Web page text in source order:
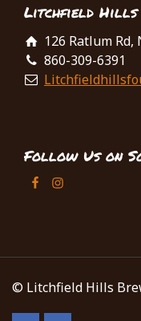
Litchfield Hills
126 Ratlum
860-309-6391
Follow Us on
© Litchfield Hills